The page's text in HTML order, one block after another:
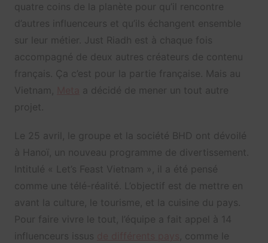
quatre coins de la planète pour qu’il rencontre
d’autres influenceurs et qu’ils échangent ensemble
sur leur métier. Just Riadh est à chaque fois
accompagné de deux autres créateurs de contenu
français. Ça c’est pour la partie française. Mais au
Vietnam,
a décidé de mener un tout autre
projet.
Le 25 avril, le groupe et la société BHD ont dévoilé
à Hanoï, un nouveau programme de divertissement.
Intitulé « Let’s Feast Vietnam », il a été pensé
comme une télé-réalité. L’objectif est de mettre en
avant la culture, le tourisme, et la cuisine du pays.
Pour faire vivre le tout, l’équipe a fait appel à 14
influenceurs issus
, comme le